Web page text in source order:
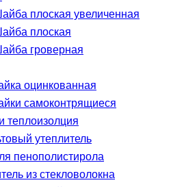
плоская увеличенная
плоская
гроверная
оцинкованная
самоконтрящиеся
теплоизолция
утеплитель
пенополистирола
из стекловолокна